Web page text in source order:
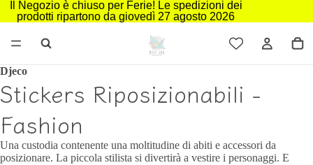
Il Negozio è chiuso per Ferie! Le spedizioni dei
prodotti ripartono da giovedì 27 agosto 2026
Djeco
Stickers Riposizionabili -
Fashion
Una custodia contenente una moltitudine di abiti e accessori da
posizionare. La piccola stilista si divertirà a vestire i personaggi. E